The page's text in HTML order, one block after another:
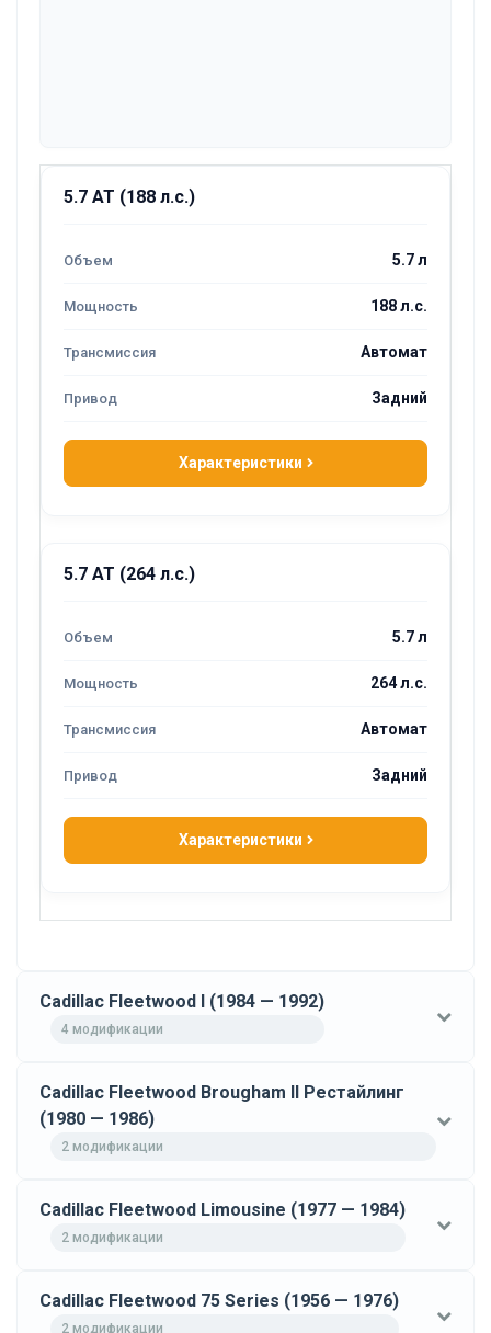
5.7 AT (188 л.с.)
5.7 л
188 л.с.
Автомат
Задний
Характеристики
5.7 AT (264 л.с.)
5.7 л
264 л.с.
Автомат
Задний
Характеристики
Cadillac Fleetwood I (1984 — 1992)
4 модификации
Cadillac Fleetwood Brougham II Рестайлинг
(1980 — 1986)
2 модификации
Cadillac Fleetwood Limousine (1977 — 1984)
2 модификации
Cadillac Fleetwood 75 Series (1956 — 1976)
2 модификации